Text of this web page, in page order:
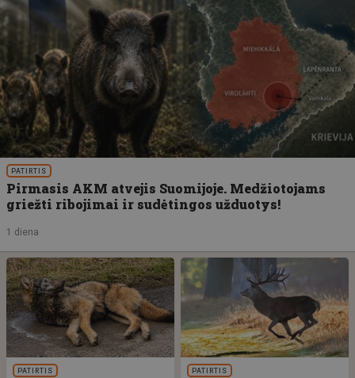
PATIRTIS
Pirmasis AKM atvejis Suomijoje. Medžiotojams
griežti ribojimai ir sudėtingos užduotys!
1 diena
PATIRTIS PATIRTIS